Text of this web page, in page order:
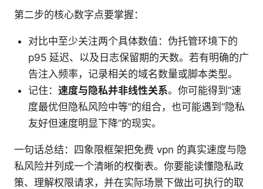
第二步的核心数字点要掌握：
对比中至少关注两个具体数值：伪托管环境下的
p95 延迟、以及日志保留期的天数。若有明确的广
告注入频率，记录相关的域名数量或脚本类型。
记住： 速度与隐私并非线性关系。你可能得到“速
度最优但隐私风险中等”的组合，也可能遇到“隐私
友好但速度明显下降”的现实。
一句话总结：四象限框架把免费 vpn 的真实速度与隐
私风险并列成一个清晰的权衡表。你要能读懂隐私政
策、理解权限请求，并在实际场景下做出可执行的取